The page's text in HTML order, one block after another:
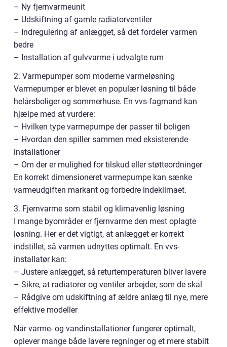
– Ny fjernvarmeunit
– Udskiftning af gamle radiatorventiler
– Indregulering af anlægget, så det fordeler varmen
bedre
– Installation af gulvvarme i udvalgte rum
2. Varmepumper som moderne varmeløsning
Varmepumper er blevet en populær løsning til både
helårsboliger og sommerhuse. En vvs-fagmand kan
hjælpe med at vurdere:
– Hvilken type varmepumpe der passer til boligen
– Hvordan den spiller sammen med eksisterende
installationer
– Om der er mulighed for tilskud eller støtteordninger
En korrekt dimensioneret varmepumpe kan sænke
varmeudgiften markant og forbedre indeklimaet.
3. Fjernvarme som stabil og klimavenlig løsning
I mange byområder er fjernvarme den mest oplagte
løsning. Her er det vigtigt, at anlægget er korrekt
indstillet, så varmen udnyttes optimalt. En vvs-
installatør kan:
– Justere anlægget, så returtemperaturen bliver lavere
– Sikre, at radiatorer og ventiler arbejder, som de skal
– Rådgive om udskiftning af ældre anlæg til nye, mere
effektive modeller
Når varme- og vandinstallationer fungerer optimalt,
oplever mange både lavere regninger og et mere stabilt